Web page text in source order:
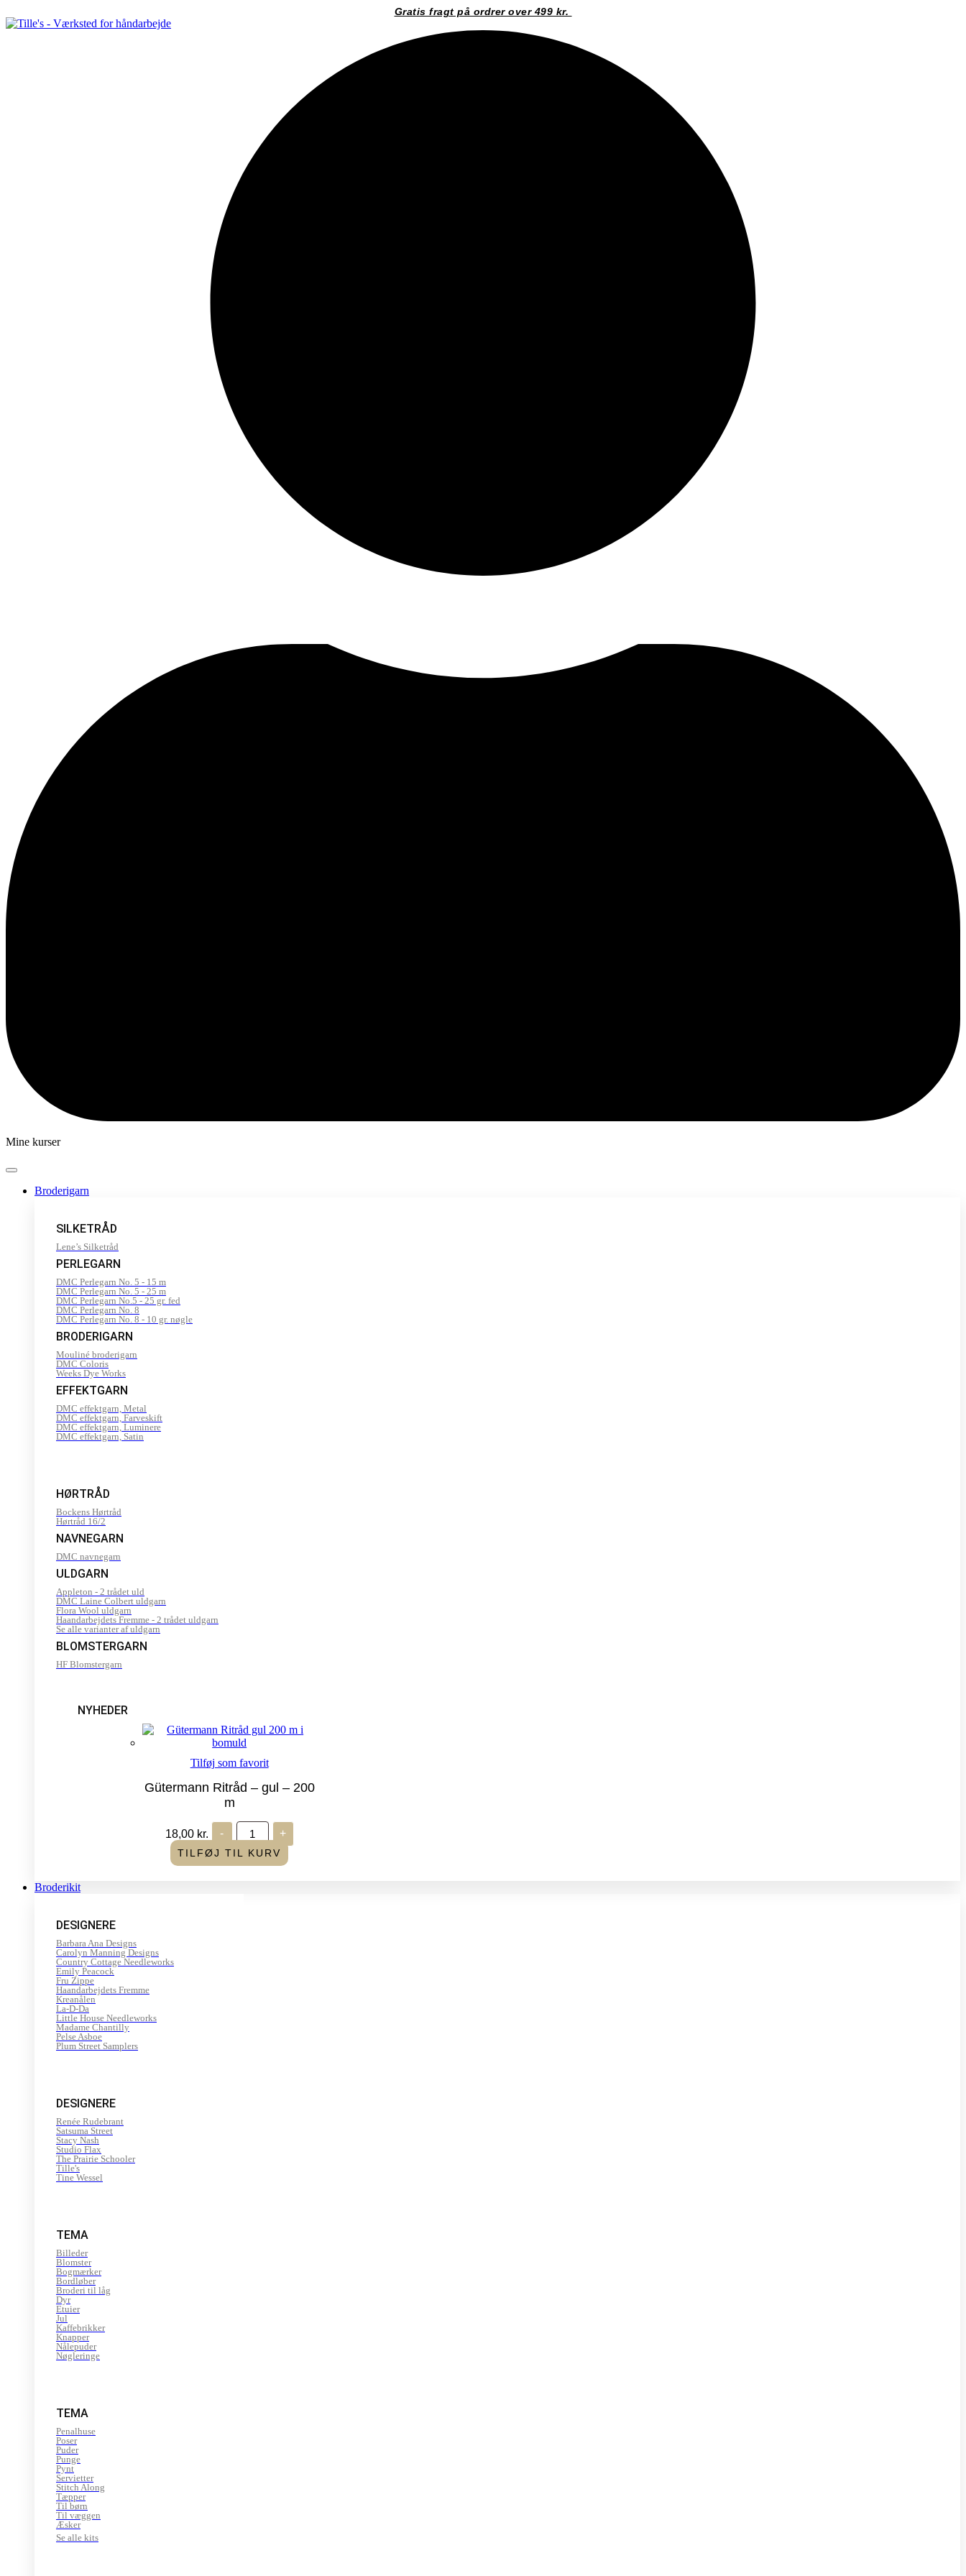
til
Gratis fragt på ordrer over 499 kr.
Mine kurser
Broderigarn
SILKETRÅD
Lene’s Silketråd
PERLEGARN
DMC Perlegarn No. 5 - 15 m
DMC Perlegarn No. 5 - 25 m
DMC Perlegarn No.5 - 25 gr. fed
DMC Perlegarn No. 8
DMC Perlegarn No. 8 - 10 gr. nøgle
BRODERIGARN
Mouliné broderigarn
DMC Coloris
Weeks Dye Works
EFFEKTGARN
DMC effektgarn, Metal
DMC effektgarn, Farveskift
DMC effektgarn, Luminere
DMC effektgarn, Satin
HØRTRÅD
Bockens Hørtråd
Hørtråd 16/2
NAVNEGARN
DMC navnegarn
ULDGARN
Appleton - 2 trådet uld
DMC Laine Colbert uldgarn
Flora Wool uldgarn
Haandarbejdets Fremme - 2 trådet uldgarn
Se alle varianter af uldgarn
BLOMSTERGARN
HF Blomstergarn
NYHEDER
Tilføj som favorit
Gütermann Ritråd – gul – 200
m
18,00 kr. -
Gütermann
Ritråd
-
gul
+
TILFØJ TIL KURV
Broderikit
DESIGNERE
Barbara Ana Designs
Carolyn Manning Designs
Country Cottage Needleworks
Emily Peacock
Fru Zippe
Haandarbejdets Fremme
Kreanålen
La-D-Da
Little House Needleworks
Madame Chantilly
Pelse Asboe
Plum Street Samplers
DESIGNERE
Renée Rudebrant
Satsuma Street
Stacy Nash
Studio Flax
The Prairie Schooler
Tille's
Tine Wessel
TEMA
Billeder
Blomster
Bogmærker
Bordløber
Broderi til låg
Dyr
Etuier
Jul
Kaffebrikker
Knapper
Nålepuder
Nøgleringe
TEMA
Penalhuse
Poser
Puder
Punge
Pynt
Servietter
Stitch Along
Tæpper
Til børn
Til væggen
Æsker
Se alle kits